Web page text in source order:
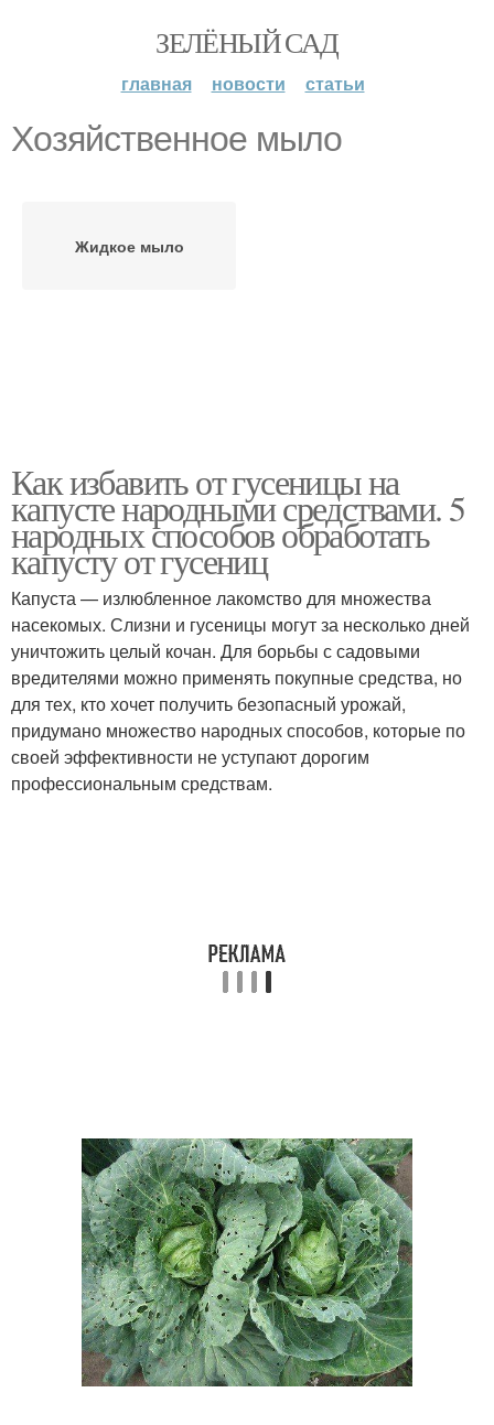
ЗЕЛЁНЫЙ САД
главная новости статьи
Хозяйственное мыло
Жидкое мыло
Как избавить от гусеницы на
капусте народными средствами. 5
народных способов обработать
капусту от гусениц
Капуста — излюбленное лакомство для множества
насекомых. Слизни и гусеницы могут за несколько дней
уничтожить целый кочан. Для борьбы с садовыми
вредителями можно применять покупные средства, но
для тех, кто хочет получить безопасный урожай,
придумано множество народных способов, которые по
своей эффективности не уступают дорогим
профессиональным средствам.